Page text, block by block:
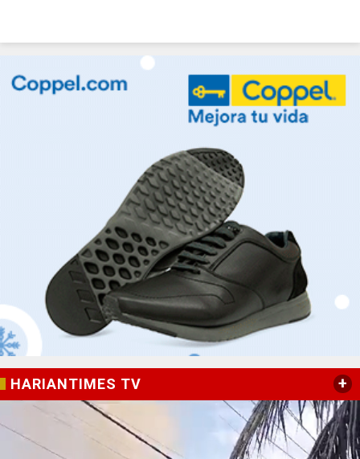
HARIANTIMES TV +